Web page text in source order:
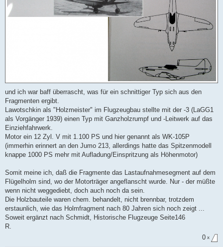
B
e
und ich war baff überrascht, was für ein schnittiger Typ sich aus den
Fragmenten ergibt.
Lawotschkin als "Holzmeister" im Flugzeugbau stellte mit der -3 (LaGG1
als Vorgänger 1939) einen Typ mit Ganzholzrumpf und -Leitwerk auf das
Einziehfahrwerk.
Motor ein 12 Zyl. V mit 1.100 PS und hier genannt als WK-105P
(immerhin erinnert an den Jumo 213, allerdings hatte das Spitzenmodell
knappe 1000 PS mehr mit Aufladung/Einspritzung als Höhenmotor)
Somit meine ich, daß die Fragmente das Lastaufnahmesegment auf dem
Flügelholm sind, wo der Motorträger angeflanscht wurde. Nur - der müßte
wenn nicht weggediebt, doch auch noch da sein.
Die Holzbauteile waren chem. behandelt, nicht brennbar, trotzdem
erstaunlich, wie das Holmfragment nach 80 Jahren sich noch zeigt ...
Soweit ergänzt nach Schmidt, Historische Flugzeuge Seite146
R.
0 x